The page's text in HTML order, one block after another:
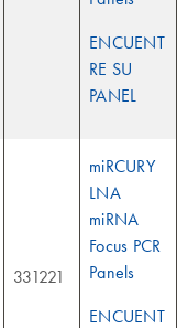
ENCUENT
RE SU
PANEL
331221
miRCURY
LNA
miRNA
Focus PCR
Panels
ENCUENT